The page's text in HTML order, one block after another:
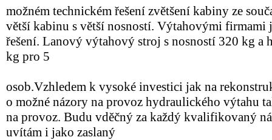
možném technickém řešení zvětšení kabiny ze
větší kabinu s větší nosností. Výtahovými firmami
řešení. Lanový výtahový stroj s nosností 320 kg a
kg pro 5
osob.Vzhledem k vysoké investici jak na
o možné názory na provoz hydraulického výtahu
na provoz. Budu vděčný za každý kvalifikovaný
uvítám i jako zaslaný